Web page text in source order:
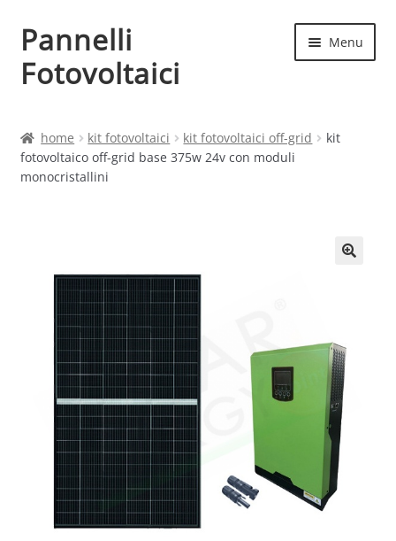
Vai
alla
navigazione
Vai
al
contenuto
Pannelli
Fotovoltaici
Menu
Cart
My account
Produttori
Sample Page
home kit fotovoltaici kit fotovoltaici off-grid
kit
fotovoltaico off-grid base 375w 24v con moduli
monocristallini